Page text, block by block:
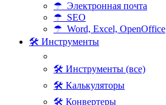
☂ Электронная почта
☂ SEO
☂ Word, Excel, OpenOffice
🛠 Инструменты
🛠 Инструменты (все)
🛠 Калькуляторы
🛠 Конвертеры